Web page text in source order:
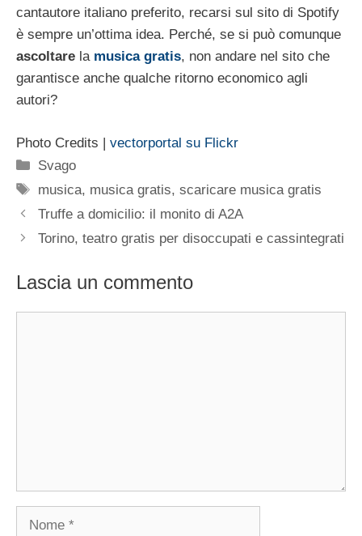
cantautore italiano preferito, recarsi sul sito di Spotify
è sempre un’ottima idea. Perché, se si può comunque
ascoltare lamusica gratis, non andare nel sito che
garantisce anche qualche ritorno economico agli
autori?
Photo Credits | vectorportal su Flickr
Categorie
Svago
Tag
musica, musica gratis,scaricare musica gratis
Truffe a domicilio: il monito di A2A
Torino, teatro gratis per disoccupati e cassintegrati
Lascia un commento
Nome